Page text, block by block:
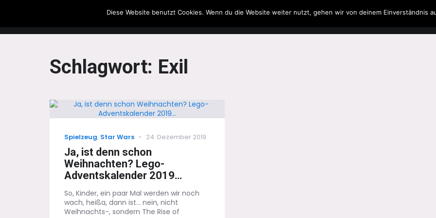
The Howling Men Filme & Serien Musik Spielzeug Literatur
Schlagwort: Exil
Categories
Spielzeug, Star Wars
Posted
24. Dezember 2019
Ja, ist denn schon
Weihnachten? Lego-
Adventskalender 2019…
So, Kinder, ein paar Mal werden wir noch
wach, heißa, dann ist... nein, nicht
Weihnachts-, sondern The Rise of
Diese Website benutzt Cookies. Wenn du die Website weiter nutzt, gehen wir von deinem Einverständnis